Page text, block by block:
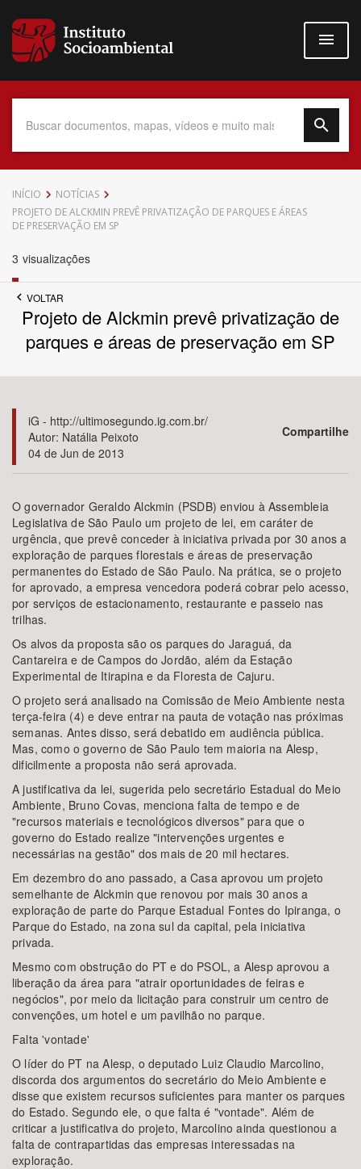
para
conteúdo
Data do Documento
Povo Indígena
Tema
Área de Levantamento
Área Protegida
INÍCIO
NOTÍCIAS
PROJETO DE ALCKMIN PREVÊ PRIVATIZAÇÃO DE PARQUES E ÁREAS
DE PRESERVAÇÃO EM SP
3 visualizações
VOLTAR
Projeto de Alckmin prevê privatização de
parques e áreas de preservação em SP
iG - http://ultimosegundo.ig.com.br/
Autor: Natália Peixoto
04 de Jun de 2013
Compartilhe
O governador Geraldo Alckmin (PSDB) enviou à Assembleia
Legislativa de São Paulo um projeto de lei, em caráter de
urgência, que prevê conceder à iniciativa privada por 30 anos a
exploração de parques florestais e áreas de preservação
permanentes do Estado de São Paulo. Na prática, se o projeto
for aprovado, a empresa vencedora poderá cobrar pelo acesso,
por serviços de estacionamento, restaurante e passeio nas
trilhas.
Os alvos da proposta são os parques do Jaraguá, da
Cantareira e de Campos do Jordão, além da Estação
Experimental de Itirapina e da Floresta de Cajuru.
O projeto será analisado na Comissão de Meio Ambiente nesta
terça-feira (4) e deve entrar na pauta de votação nas próximas
semanas. Antes disso, será debatido em audiência pública.
Mas, como o governo de São Paulo tem maioria na Alesp,
dificilmente a proposta não será aprovada.
A justificativa da lei, sugerida pelo secretário Estadual do Meio
Ambiente, Bruno Covas, menciona falta de tempo e de
"recursos materiais e tecnológicos diversos" para que o
governo do Estado realize "intervenções urgentes e
necessárias na gestão" dos mais de 20 mil hectares.
Em dezembro do ano passado, a Casa aprovou um projeto
semelhante de Alckmin que renovou por mais 30 anos a
exploração de parte do Parque Estadual Fontes do Ipiranga, o
Parque do Estado, na zona sul da capital, pela iniciativa
privada.
Mesmo com obstrução do PT e do PSOL, a Alesp aprovou a
liberação da área para "atrair oportunidades de feiras e
negócios", por meio da licitação para construir um centro de
convenções, um hotel e um pavilhão no parque.
Falta 'vontade'
O líder do PT na Alesp, o deputado Luiz Claudio Marcolino,
discorda dos argumentos do secretário do Meio Ambiente e
disse que existem recursos suficientes para manter os parques
do Estado. Segundo ele, o que falta é "vontade". Além de
criticar a justificativa do projeto, Marcolino ainda questionou a
falta de contrapartidas das empresas interessadas na
exploração.